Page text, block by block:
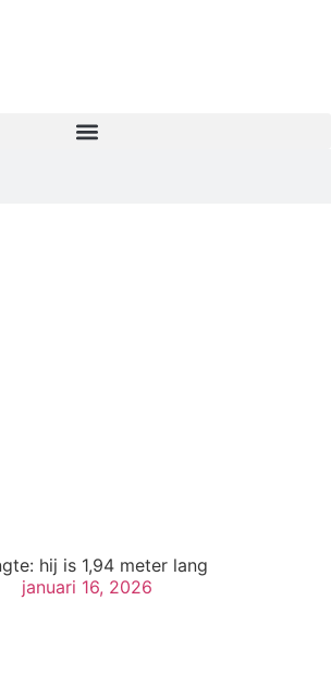
hij is 1,94 meter lang
januari 16, 2026